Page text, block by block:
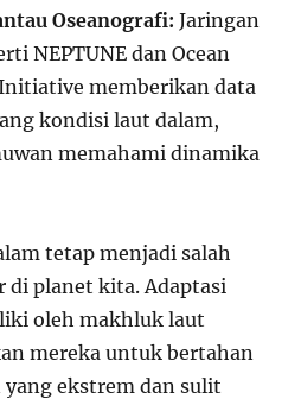
Oseanografi: Jaringan
NEPTUNE dan Ocean
memberikan data
kondisi laut dalam,
memahami dinamika
tetap menjadi salah
di planet kita. Adaptasi
oleh makhluk laut
mereka untuk bertahan
ekstrem dan sulit